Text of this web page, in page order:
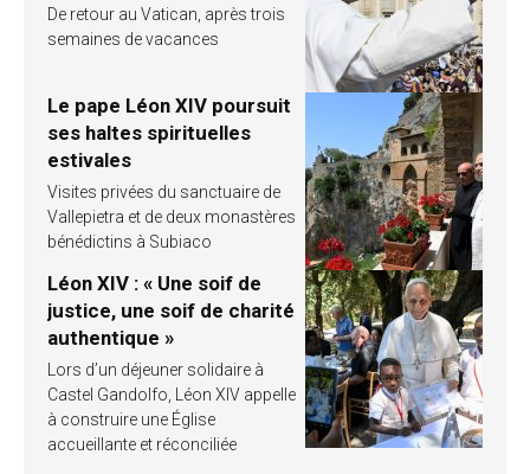
De retour au Vatican, après trois
semaines de vacances
Le pape Léon XIV poursuit
ses haltes spirituelles
estivales
Visites privées du sanctuaire de
Vallepietra et de deux monastères
bénédictins à Subiaco
Léon XIV : « Une soif de
justice, une soif de charité
authentique »
Lors d’un déjeuner solidaire à
Castel Gandolfo, Léon XIV appelle
à construire une Église
accueillante et réconciliée